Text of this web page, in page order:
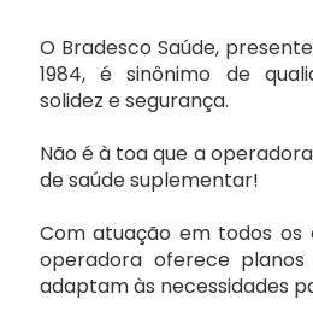
Select
Planos de Saúde
Salvador/BA
Uberlândia/MG
Vitória/ES
O Bradesco Saúde,
1984, é sinônimo de
solidez e segurança.
Não é à toa que a
de saúde suplementar!
Com atuação em todos os
operadora oferece
adaptam às necessidades